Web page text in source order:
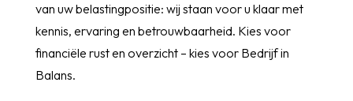
van uw belastingpositie: wij staan voor u klaar met
kennis, ervaring en betrouwbaarheid. Kies voor
financiële rust en overzicht – kies voor Bedrijf in
Balans.